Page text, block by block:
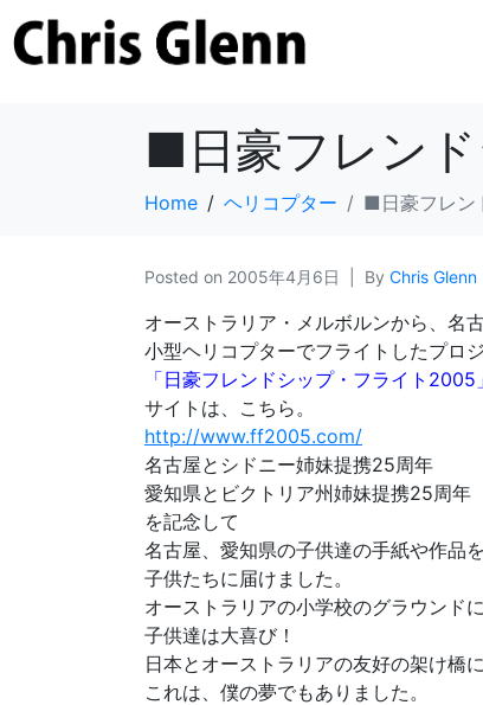
■日豪フレン
Home ヘリコプター ■日豪フレン
Posted on 2005年4月6日 By Chris Glenn
オーストラリア・メルボルンから、名
小型ヘリコプターでフライトしたプロ
「日豪フレンドシップ・フライト2005」
サイトは、こちら。
http://www.ff2005.com/
名古屋とシドニー姉妹提携25周年
愛知県とビクトリア州姉妹提携25周年
を記念して
名古屋、愛知県の子供達の手紙や作品
子供たちに届けました。
オーストラリアの小学校のグラウンド
子供達は大喜び！
日本とオーストラリアの友好の架け橋
これは、僕の夢でもありました。